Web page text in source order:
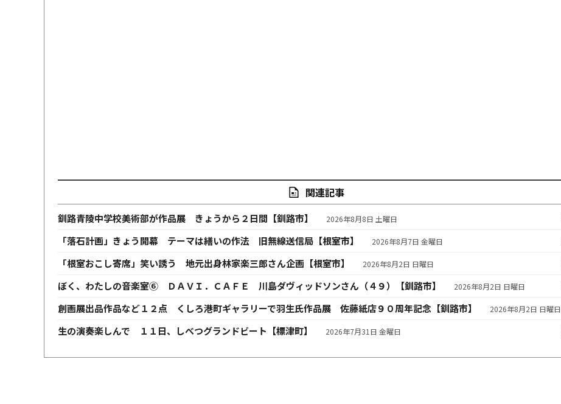
関連記事
釧路青陵中学校美術部が作品展 きょうから２日間【釧路市】 2026年8月8日 土曜日
「落石計画」きょう開幕 テーマは繕いの作法 旧無線送信局【根室市】 2026年8月7日 金曜日
「根室おこし寄席」笑い誘う 地元出身林家楽三郎さん企画【根室市】 2026年8月2日 日曜日
ぼく、わたしの音楽室⑥ ＤＡＶＩ．ＣＡＦＥ 川島ダヴィッドソンさん（４９）【釧路市】 2026年8月2日 日曜日
創画展出品作品など１２点 くしろ港町ギャラリーで羽生氏作品展 佐藤紙店９０周年記念【釧路市】 2026年8月2日 日曜日
生の演奏楽しんで １１日、しべつグランドビート【標津町】 2026年7月31日 金曜日